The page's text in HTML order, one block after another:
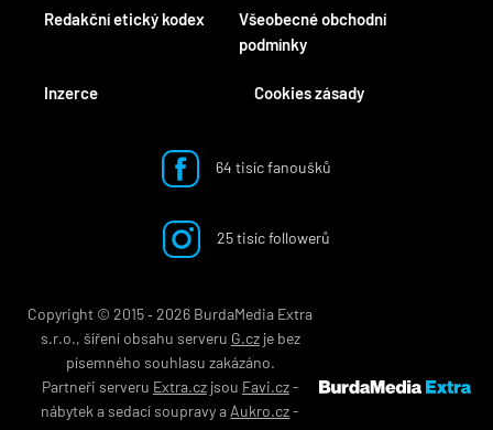
Redakční etický kodex
Inzerce
Všeobecné obchodní
podmínky
Cookies zásady
64 tisíc fanoušků
25 tisíc followerů
Copyright © 2015 ‐ 2026 BurdaMedia Extra
s.r.o., šíření obsahu serveru G.czje bez
písemného souhlasu zakázáno.
Partneři serveru Extra.czjsou Favi.cz-
nábytek a sedací soupravya Aukro.cz-